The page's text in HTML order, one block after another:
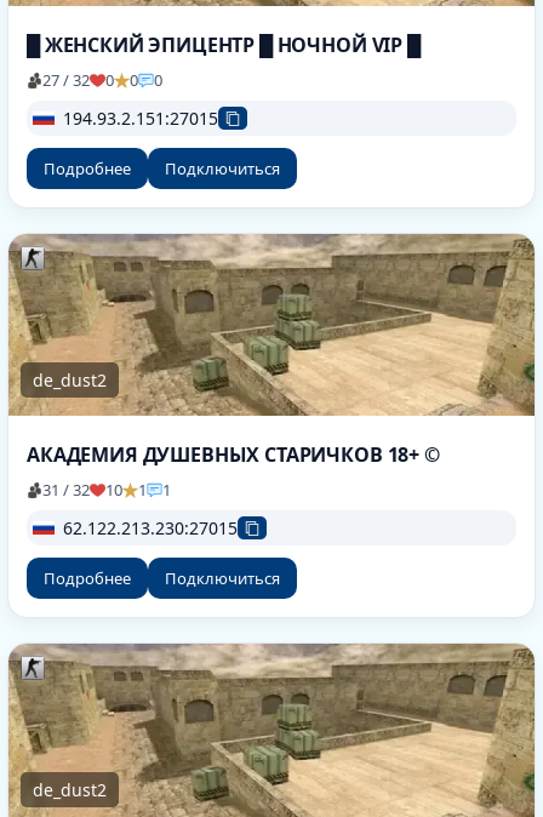
█ ЖЕНСКИЙ ЭПИЦЕНТР █ НОЧНОЙ VIP █
27 / 32 0 0 0
194.93.2.151:27015
Подробнее Подключиться
de_dust2
АКАДЕМИЯ ДУШЕВНЫХ СТАРИЧКОВ 18+ ©
31 / 32 10 1 1
62.122.213.230:27015
Подробнее Подключиться
de_dust2